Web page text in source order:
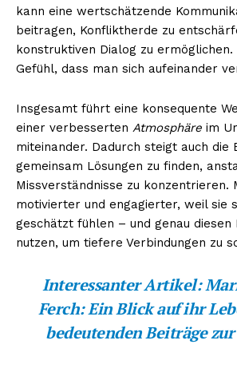
kann eine wertschätzende
beitragen, Konfliktherde zu
konstruktiven Dialog zu
Gefühl, dass man sich aufeinander
Insgesamt führt eine konsequente
einer verbesserten Atmosphäre im
miteinander. Dadurch steigt auch die
gemeinsam Lösungen zu finden,
Missverständnisse zu konzentrieren.
motivierter und engagierter, weil sie
geschätzt fühlen – und genau
nutzen, um tiefere Verbindungen zu
Interessanter Artikel:
Ferch: Ein Blick auf ihr
bedeutenden Beiträge